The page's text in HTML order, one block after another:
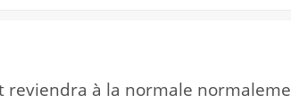
à la normale